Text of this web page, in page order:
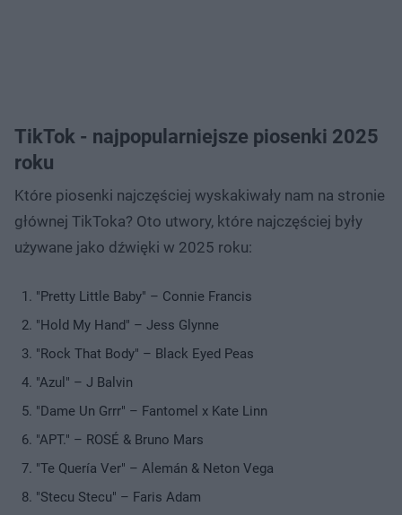
TikTok - najpopularniejsze piosenki 2025
roku
Które piosenki najczęściej wyskakiwały nam na stronie
głównej TikToka? Oto utwory, które najczęściej były
używane jako dźwięki w 2025 roku:
"Pretty Little Baby" – Connie Francis
"Hold My Hand" – Jess Glynne
"Rock That Body" – Black Eyed Peas
"Azul" – J Balvin
"Dame Un Grrr" – Fantomel x Kate Linn
"APT." – ROSÉ & Bruno Mars
"Te Quería Ver" – Alemán & Neton Vega
"Stecu Stecu" – Faris Adam